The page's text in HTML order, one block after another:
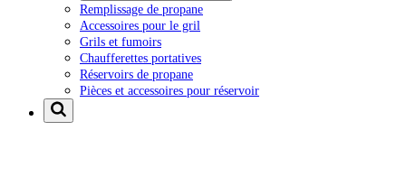
Remplissage de propane
Accessoires pour le gril
Grils et fumoirs
Chaufferettes portatives
Réservoirs de propane
Pièces et accessoires pour réservoir